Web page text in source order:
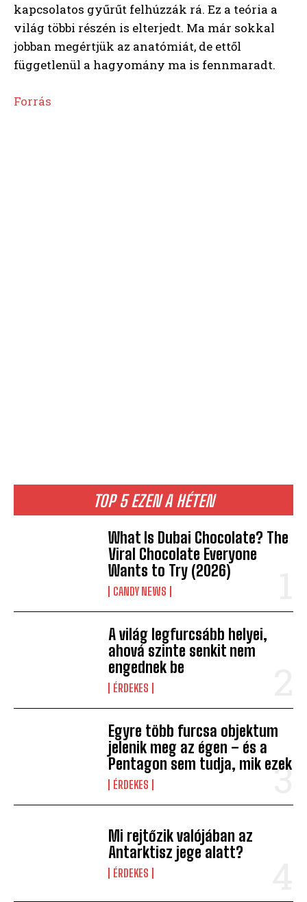
TOP 5 EZEN A HÉTEN
What Is Dubai Chocolate? The
Viral Chocolate Everyone
Wants to Try (2026)
CANDY NEWS
A világ legfurcsább helyei,
ahová szinte senkit nem
engednek be
ÉRDEKES
Egyre több furcsa objektum
jelenik meg az égen – és a
Pentagon sem tudja, mik ezek
ÉRDEKES
Mi rejtőzik valójában az
Antarktisz jege alatt?
ÉRDEKES
kapcsolatos gyűrűt felhúzzák rá. Ez a teória a
világ többi részén is elterjedt. Ma már sokkal
jobban megértjük az anatómiát, de ettől
függetlenül a hagyomány ma is fennmaradt.
Forrás